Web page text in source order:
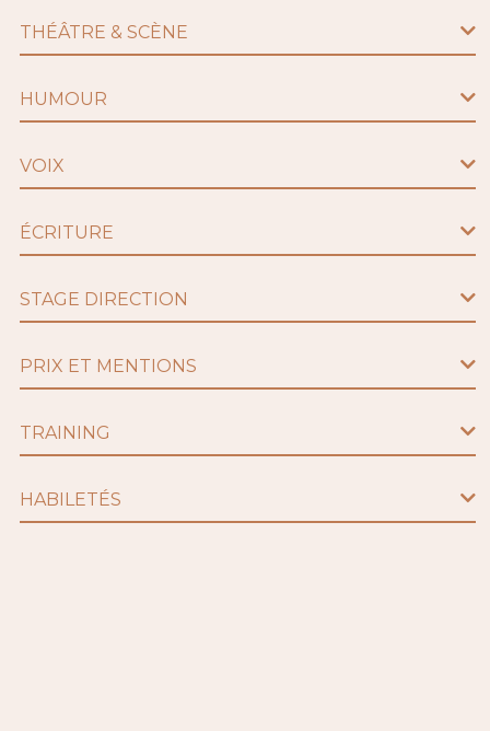
THÉÂTRE & SCÈNE
HUMOUR
VOIX
ÉCRITURE
STAGE DIRECTION
PRIX ET MENTIONS
TRAINING
HABILETÉS